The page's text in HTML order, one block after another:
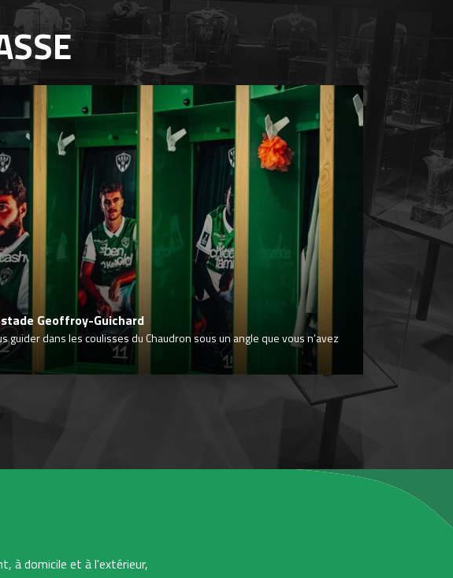
Geoffroy-Guichard
guider dans les coulisses du Chaudron sous un angle que vous n’avez
à domicile et à l'extérieur,